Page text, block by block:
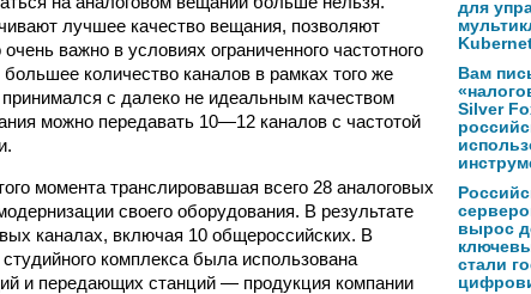
лучшее качество вещания, позволяют
важно в условиях ограниченного частотного
количество каналов в рамках того же
с далеко не идеальным качеством
можно передавать 10—12 каналов с частотой
момента транслировавшая всего 28 аналоговых
своего оборудования. В результате
каналах, включая 10 общероссийских. В
комплекса была использована
и передающих станций — продукция компании
для
Вам
Silver
вырос
стали